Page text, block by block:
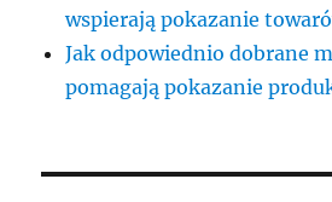
wspierają pokazanie
Jak odpowiednio dobrane
pomagają pokazanie